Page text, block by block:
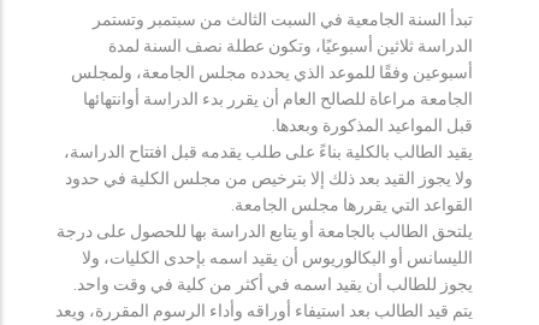
تبدأ السنة الجامعية في السبت الثالث من سبتمبر وتستمر
الدراسة ثلاثين أسبوعيًا، وتكون عطلة نصف السنة لمدة
أسبوعين وفقًا للموعد الذي يحدده مجلس الجامعة، ولمجلس
الجامعة مراعاة للصالح العام أن يقرر بدء الدراسة أوانتهائها
قبل المواعيد المذكورة وبعدها.
يقيد الطالب بالكلية بناءً على طلب يقدمه قبل افتتاح الدراسة،
ولا يجوز القيد بعد ذلك إلا بترخيص من مجلس الكلية في حدود
القواعد التي يقررها مجلس الجامعة.
يلتحق الطالب بالجامعة أو يتابع الدراسة بها للحصول على درجة
الليسانس أو البكالوريوس أن يقيد اسمه بإحدى الكليات، ولا
يجوز للطالب أن يقيد اسمه في أكثر من كلية في وقت واحد.
يتم قيد الطالب بعد استيفاء أوراقه وأداء الرسوم المقررة، ويعد